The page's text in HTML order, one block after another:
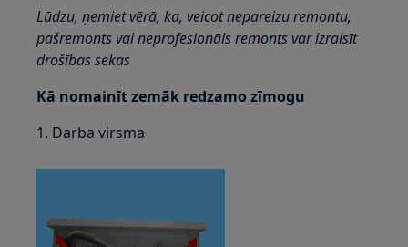
Lūdzu, ņemiet vērā, ka, veicot nepareizu remontu,
pašremonts vai neprofesionāls remonts var izraisīt
drošības sekas
Kā nomainīt zemāk redzamo zīmogu
1. Darba virsma